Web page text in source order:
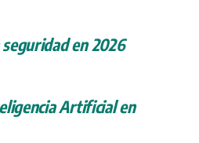
en 2026
Artificial en